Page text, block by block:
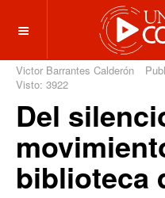
OFF CANVAS
Victor Barrantes Calderón
Visto: 3922
Del
biblioteca